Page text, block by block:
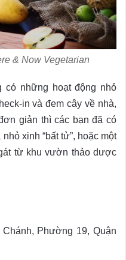
& Now Vegetarian
những hoạt động nhỏ
in và đem cây về nhà,
giản thì các bạn đã có
xinh “bất tử”, hoặc một
từ khu vườn thảo dược
Phường 19, Quận